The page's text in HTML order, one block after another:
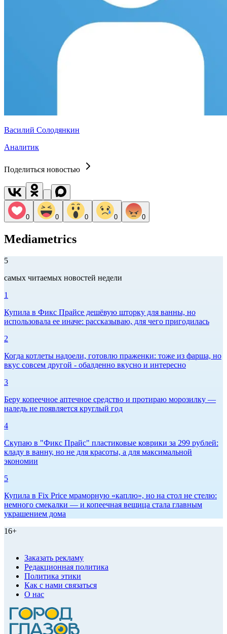
Василий Солодянкин
Аналитик
Поделиться новостью
0 0 0 0 0
Mediametrics
5
самых читаемых новостей недели
1
Купила в Фикс Прайсе дешёвую шторку для ванны, но
использовала ее иначе: рассказываю, для чего пригодилась
2
Когда котлеты надоели, готовлю праженки: тоже из фарша, но
вкус совсем другой - обалденно вкусно и интересно
3
Беру копеечное аптечное средство и протираю морозилку —
наледь не появляется круглый год
4
Скупаю в "Фикс Прайс" пластиковые коврики за 299 рублей:
кладу в ванну, но не для красоты, а для максимальной
экономии
5
Купила в Fix Price мраморную «каплю», но на стол не стелю:
немного смекалки — и копеечная вещица стала главным
украшением дома
16+
Заказать рекламу
Редакционная политика
Политика этики
Как с нами связаться
О нас